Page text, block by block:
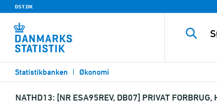
DST.DK
Statistikbanken Økonomi
NATHD13: [NR ESA95REV, DB07] PRIVAT